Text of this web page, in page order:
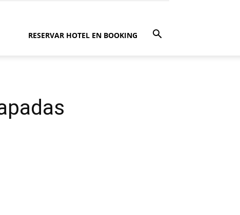
RESERVAR HOTEL EN BOOKING